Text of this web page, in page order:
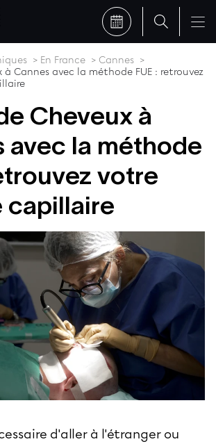
En France
Cannes
à Cannes avec la méthode FUE : retrouvez
Cheveux à
avec la méthode
votre
capillaire
d'aller à l'étranger ou